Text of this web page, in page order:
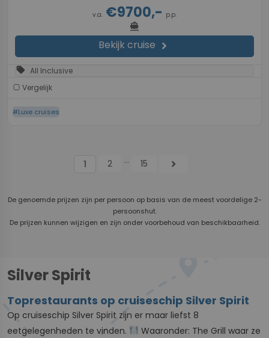
v.a. €9700,- p.p.
directions_boat
Bekijk cruise chevron_right
sell All Inclusive
Vergelijk
#Luxe cruises
1 2 ... 15 chevron_right
De genoemde prijzen zijn per persoon op basis van de meest voordelige 2-
persoonshut.
De prijzen kunnen wijzigen en zijn onder voorbehoud van beschikbaarheid.
Silver Spirit
Toprestaurants op cruiseschip Silver Spirit
Op cruiseschip Silver Spirit zijn er maar liefst 8
eetgelegenheden te vinden.
Waaronder: The Grill waar ze